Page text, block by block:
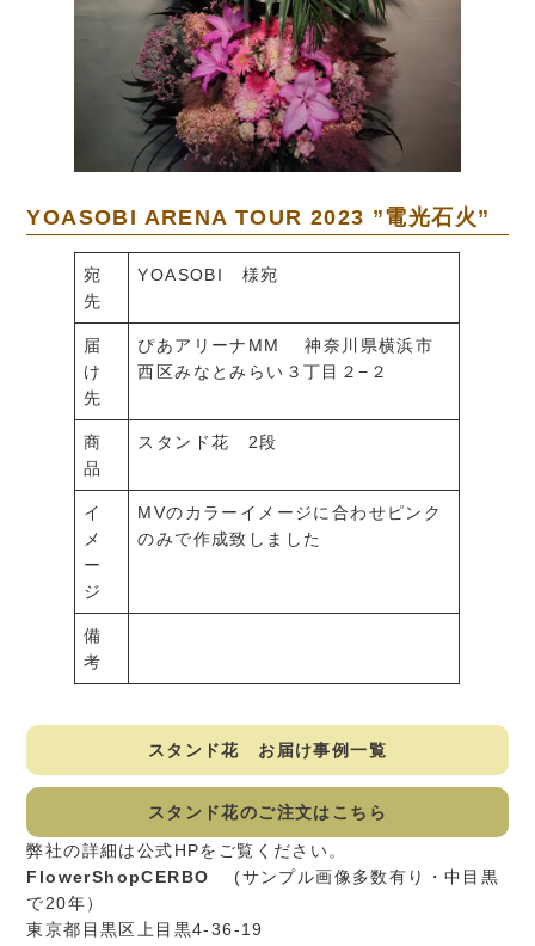
YOASOBI ARENA TOUR 2023 ”電光石火”
宛
先
YOASOBI 様宛
届
け
先
ぴあアリーナMM 神奈川県横浜市
西区みなとみらい３丁目２−２
商
品
スタンド花 2段
イ
メ
ー
ジ
MVのカラーイメージに合わせピンク
のみで作成致しました
備
考
スタンド花 お届け事例一覧
スタンド花のご注文はこちら
弊社の詳細は公式HPをご覧ください。
FlowerShopCERBO
(サンプル画像多数有り・中目黒
で20年）
東京都目黒区上目黒4-36-19